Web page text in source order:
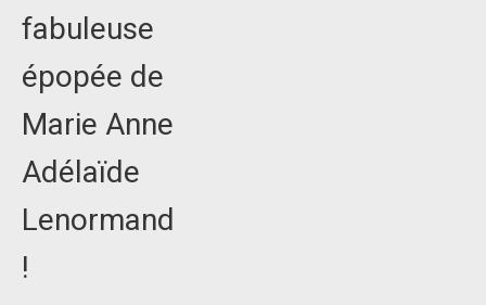
fabuleuse
épopée de
Marie Anne
Adélaïde
Lenormand
!